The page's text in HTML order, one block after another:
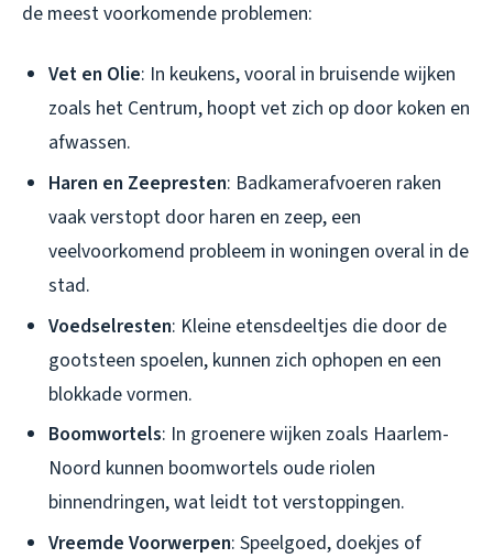
de meest voorkomende problemen:
Vet en Olie: In keukens, vooral in bruisende wijken
zoals het Centrum, hoopt vet zich op door koken en
afwassen.
Haren en Zeepresten: Badkamerafvoeren raken
vaak verstopt door haren en zeep, een
veelvoorkomend probleem in woningen overal in de
stad.
Voedselresten: Kleine etensdeeltjes die door de
gootsteen spoelen, kunnen zich ophopen en een
blokkade vormen.
Boomwortels: In groenere wijken zoals Haarlem-
Noord kunnen boomwortels oude riolen
binnendringen, wat leidt tot verstoppingen.
Vreemde Voorwerpen: Speelgoed, doekjes of